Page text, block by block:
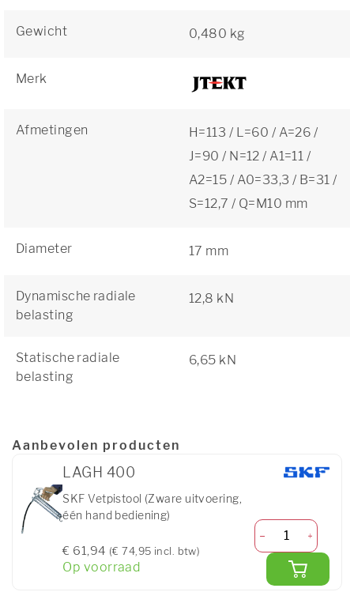
Gewicht 0,480 kg
Merk
Afmetingen
H=113 / L=60 / A=26 /
J=90 / N=12 / A1=11 /
A2=15 / A0=33,3 / B=31 /
S=12,7 / Q=M10 mm
Diameter 17 mm
Dynamische radiale
belasting
12,8 kN
Statische radiale
belasting
6,65 kN
Aanbevolen producten
LAGH 400
SKF Vetpistool (Zware uitvoering,
één hand bediening)
€ 61,94 (€ 74,95 incl. btw)
Op voorraad